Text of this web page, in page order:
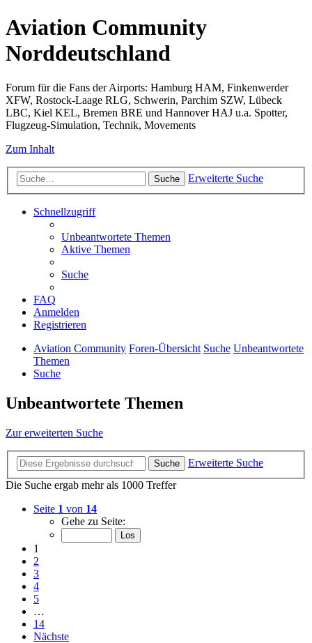
Aviation Community
Norddeutschland
Forum für die Fans der Airports: Hamburg HAM, Finkenwerder
XFW, Rostock-Laage RLG, Schwerin, Parchim SZW, Lübeck
LBC, Kiel KEL, Bremen BRE und Hannover HAJ u.a. Spotter,
Flugzeug-Simulation, Technik, Movements
Zum Inhalt
Suche Erweiterte Suche
Schnellzugriff
Unbeantwortete Themen
Aktive Themen
Suche
FAQ
Anmelden
Registrieren
Aviation Community Foren-Übersicht Suche Unbeantwortete
Themen
Suche
Unbeantwortete Themen
Zur erweiterten Suche
Suche
Erweiterte Suche
Die Suche ergab mehr als 1000 Treffer
Seite 1 von 14
Gehe zu Seite:
1
2
3
4
5
…
14
Nächste